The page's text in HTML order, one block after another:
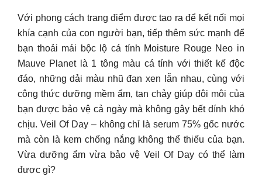
Với phong cách trang điểm được tạo ra để kết nối mọi
khía cạnh của con người bạn, tiếp thêm sức mạnh để
bạn thoải mái bộc lộ cá tính Moisture Rouge Neo in
Mauve Planet là 1 tông màu cá tính với thiết kế độc
đáo, những dải màu nhũ đan xen lẫn nhau, cùng với
công thức dưỡng mềm ẩm, tan chảy giúp đôi môi của
bạn được bảo vệ cả ngày mà không gây bết dính khó
chịu. Veil Of Day – không chỉ là serum 75% gốc nước
mà còn là kem chống nắng không thể thiếu của bạn.
Vừa dưỡng ẩm vừa bảo vệ Veil Of Day có thể làm
được gì?